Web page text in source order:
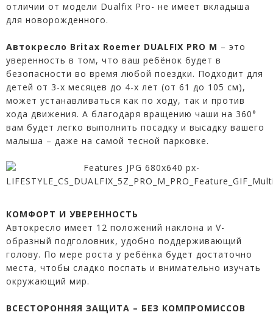
отличии от модели Dualfix Pro- не имеет вкладыша
для новорожденного.
Автокресло Britax Roemer DUALFIX PRO M – это
уверенность в том, что ваш ребёнок будет в
безопасности во время любой поездки. Подходит для
детей от 3-х месяцев до 4-х лет (от 61 до 105 см),
может устанавливаться как по ходу, так и против
хода движения. А благодаря вращению чаши на 360°
вам будет легко выполнить посадку и высадку вашего
малыша – даже на самой тесной парковке.
КОМФОРТ И УВЕРЕННОСТЬ
Автокресло имеет 12 положений наклона и V-
образный подголовник, удобно поддерживающий
голову. По мере роста у ребёнка будет достаточно
места, чтобы сладко поспать и внимательно изучать
окружающий мир.
ВСЕСТОРОННЯЯ ЗАЩИТА – БЕЗ КОМПРОМИССОВ